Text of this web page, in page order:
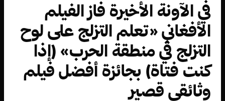
في الآونة الأخيرة فاز الفيلم
الأفغاني «تعلم التزلج على لوح
التزلج في منطقة الحرب» (إذا
كنت فتاة) بجائزة أفضل فيلم
وثائقي قصير